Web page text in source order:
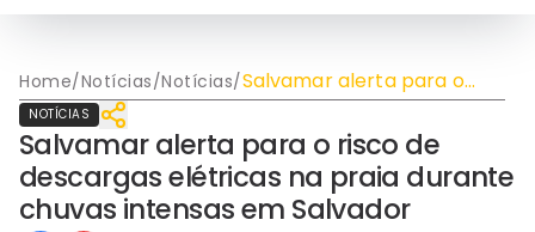
Home/Notícias/Notícias/Salvamar alerta para o
risco de descargas
elétricas na praia durante
chuvas intensas em
Salvador
NOTÍCIAS
Salvamar alerta para o risco de
descargas elétricas na praia durante
chuvas intensas em Salvador